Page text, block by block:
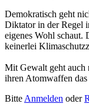
Demokratisch geht
Diktator in der Regel
eigenes Wohl schaut.
keinerlei
Mit Gewalt geht auch
ihren Atomwaffen das
Bitte Anmelden oder